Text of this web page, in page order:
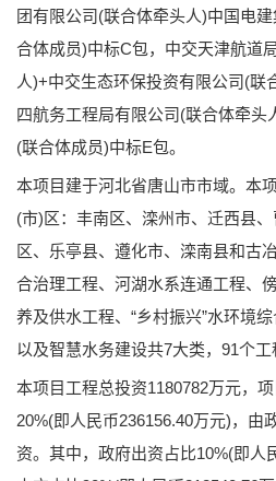
团有限公司(联合体牵头人)中国电
合体成员)中标C包，中交天津航道
人)+中交生态环保投资有限公司(联
四航务工程局有限公司(联合体牵头
(联合体成员)中标E包。
本项目建于河北省唐山市市域。本
(市)区：丰南区、滦州市、迁西县
区、乐亭县、遵化市、滦南县和古
合治理工程、河湖水系连通工程、
养及供水工程、“乡村振兴”水环境
以及智慧水务建设共7大类，91个工
本项目工程总投资1180782万元，
20%(即人民币236156.40万元)，由
资。其中，政府出资占比10%(即人